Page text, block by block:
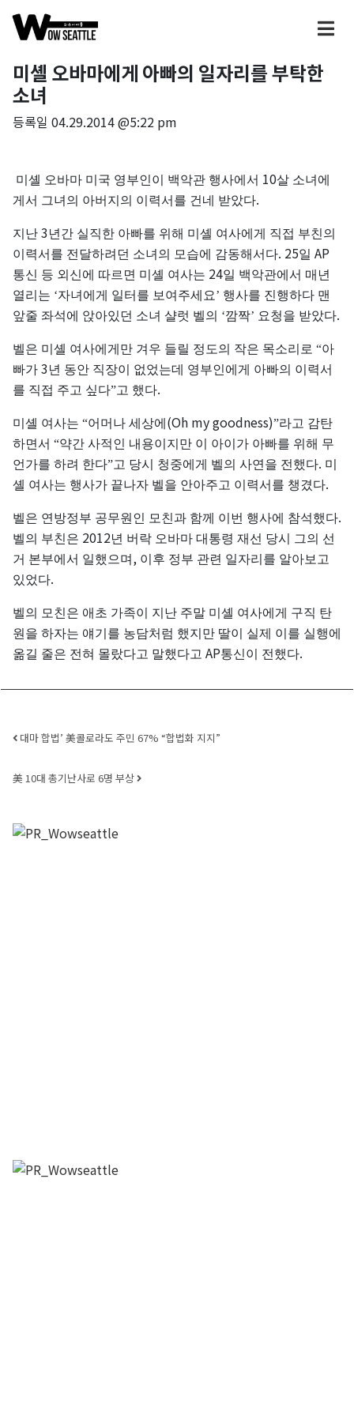
미셸 오바마에게 아빠의 일자리를 부탁한
소녀
등록일 04.29.2014 @5:22 pm
미셸 오바마 미국 영부인이 백악관 행사에서 10살 소녀에
게서 그녀의 아버지의 이력서를 건네 받았다.
지난 3년간 실직한 아빠를 위해 미셸 여사에게 직접 부친의
이력서를 전달하려던 소녀의 모습에 감동해서다. 25일 AP
통신 등 외신에 따르면 미셸 여사는 24일 백악관에서 매년
열리는 ‘자녀에게 일터를 보여주세요’ 행사를 진행하다 맨
앞줄 좌석에 앉아있던 소녀 샬럿 벨의 ‘깜짝’ 요청을 받았다.
벨은 미셸 여사에게만 겨우 들릴 정도의 작은 목소리로 “아
빠가 3년 동안 직장이 없었는데 영부인에게 아빠의 이력서
를 직접 주고 싶다”고 했다.
미셸 여사는 “어머나 세상에 (Oh my goodness)”라고 감탄
하면서 “약간 사적인 내용이지만 이 아이가 아빠를 위해 무
언가를 하려 한다”고 당시 청중에게 벨의 사연을 전했다. 미
셸 여사는 행사가 끝나자 벨을 안아주고 이력서를 챙겼다.
벨은 연방정부 공무원인 모친과 함께 이번 행사에 참석했다.
벨의 부친은 2012년 버락 오바마 대통령 재선 당시 그의 선
거 본부에서 일했으며 , 이후 정부 관련 일자리를 알아보고
있었다.
벨의 모친은 애초 가족이 지난 주말 미셸 여사에게 구직 탄
원을 하자는 얘기를 농담처럼 했지만 딸이 실제 이를 실행에
옮길 줄은 전혀 몰랐다고 말했다고 AP통신이 전했다.
Post navigation
대마 합법’ 美콜로라도 주민 67% “합법화 지지”
美 10대 총기난사로 6명 부상